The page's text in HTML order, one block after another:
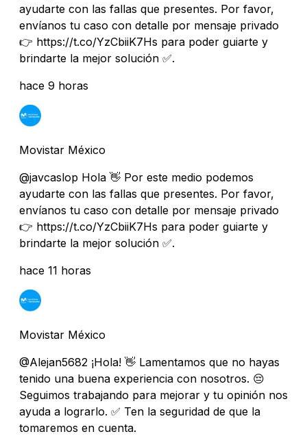
ayudarte con las fallas que presentes. Por favor,
envíanos tu caso con detalle por mensaje privado
👉 https://t.co/YzCbiiK7Hs para poder guiarte y
brindarte la mejor solución ✅.
hace 9 horas
Movistar México
@javcaslop Hola 👋 Por este medio podemos
ayudarte con las fallas que presentes. Por favor,
envíanos tu caso con detalle por mensaje privado
👉 https://t.co/YzCbiiK7Hs para poder guiarte y
brindarte la mejor solución ✅.
hace 11 horas
Movistar México
@Alejan5682 ¡Hola! 👋 Lamentamos que no hayas
tenido una buena experiencia con nosotros. 😔
Seguimos trabajando para mejorar y tu opinión nos
ayuda a lograrlo. ✅ Ten la seguridad de que la
tomaremos en cuenta.